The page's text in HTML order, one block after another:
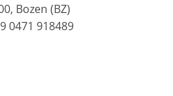
Bozen (BZ)
0471 918489